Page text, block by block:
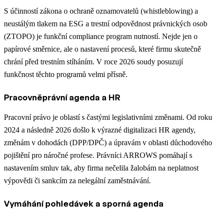
S účinností zákona o ochraně oznamovatelů (whistleblowing) a
neustálým tlakem na ESG a trestní odpovědnost právnických osob
(ZTOPO) je funkční compliance program nutností. Nejde jen o
papírové směrnice, ale o nastavení procesů, které firmu skutečně
chrání před trestním stíháním. V roce 2026 soudy posuzují
funkčnost těchto programů velmi přísně.
Pracovněprávní agenda a HR
Pracovní právo je oblastí s častými legislativními změnami. Od roku
2024 a následně 2026 došlo k výrazné digitalizaci HR agendy,
změnám v dohodách (DPP/DPČ) a úpravám v oblasti důchodového
pojištění pro náročné profese. Právníci ARROWS pomáhají s
nastavením smluv tak, aby firma nečelila žalobám na neplatnost
výpovědi či sankcím za nelegální zaměstnávání.
Vymáhání pohledávek a sporná agenda